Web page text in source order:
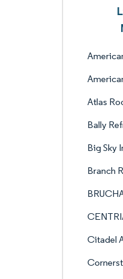
Atlas
Bally
Big Sky
Branch
Citadel